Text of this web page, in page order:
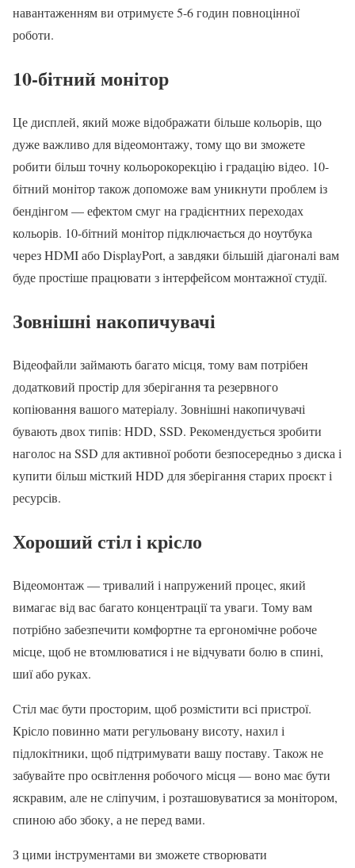
навантаженням ви отримуєте 5-6 годин повноцінної
роботи.
10-бітний монітор
Це дисплей, який може відображати більше кольорів, що
дуже важливо для відеомонтажу, тому що ви зможете
робити більш точну кольорокорекцію і градацію відео. 10-
бітний монітор також допоможе вам уникнути проблем із
бендінгом — ефектом смуг на градієнтних переходах
кольорів. 10-бітний монітор підключається до ноутбука
через HDMI або DisplayPort, а завдяки більшій діагоналі вам
буде простіше працювати з інтерфейсом монтажної студії.
Зовнішні накопичувачі
Відеофайли займають багато місця, тому вам потрібен
додатковий простір для зберігання та резервного
копіювання вашого матеріалу. Зовнішні накопичувачі
бувають двох типів: HDD, SSD. Рекомендується зробити
наголос на SSD для активної роботи безпосередньо з диска і
купити більш місткий HDD для зберігання старих проєкт і
ресурсів.
Хороший стіл і крісло
Відеомонтаж — тривалий і напружений процес, який
вимагає від вас багато концентрації та уваги. Тому вам
потрібно забезпечити комфортне та ергономічне робоче
місце, щоб не втомлюватися і не відчувати болю в спині,
шиї або руках.
Стіл має бути просторим, щоб розмістити всі пристрої.
Крісло повинно мати регульовану висоту, нахил і
підлокітники, щоб підтримувати вашу поставу. Також не
забувайте про освітлення робочого місця — воно має бути
яскравим, але не сліпучим, і розташовуватися за монітором,
спиною або збоку, а не перед вами.
З цими інструментами ви зможете створювати